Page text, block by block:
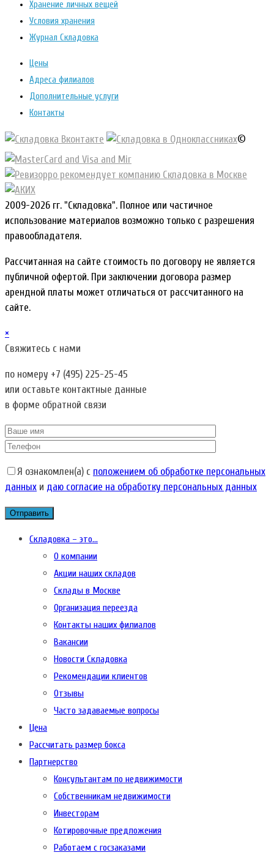
Хранение личных вещей
Условия хранения
Журнал Складовка
Цены
Адреса филиалов
Дополнительные услуги
Контакты
©
2009-2026 гг. "Складовка". Полное или частичное
использование материалов возможно только с разрешения
правообладателя.
Рассчитанная на сайте стоимость по договору не является
публичной офертой. При заключении договора размер
арендной платы может отличаться от рассчитанного на
сайте.
×
Свяжитесь с нами
по номеру +7 (495) 225-25-45
или оставьте контактные данные
в форме обратной связи
Я ознакомлен(а) с положением об обработке персональных
данных и даю согласие на обработку персональных данных
Складовка – это…
О компании
Акции наших складов
Склады в Москве
Организация переезда
Контакты наших филиалов
Вакансии
Новости Складовка
Рекомендации клиентов
Отзывы
Часто задаваемые вопросы
Цена
Рассчитать размер бокса
Партнерство
Консультантам по недвижимости
Собственникам недвижимости
Инвесторам
Котировочные предложения
Работаем с госзаказами